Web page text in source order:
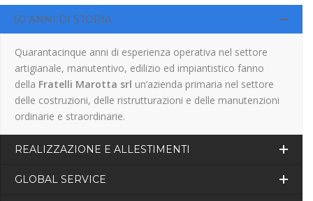
50 ANNI DI STORIA
Quarantacinque anni di esperienza operativa nel settore
artigianale, manutentivo, edilizio ed impiantistico fanno
della Fratelli Marotta srl un’azienda primaria nel settore
delle costruzioni, delle ristrutturazioni e delle manutenzioni
ordinarie e straordinarie.
REALIZZAZIONE E ALLESTIMENTI
GLOBAL SERVICE